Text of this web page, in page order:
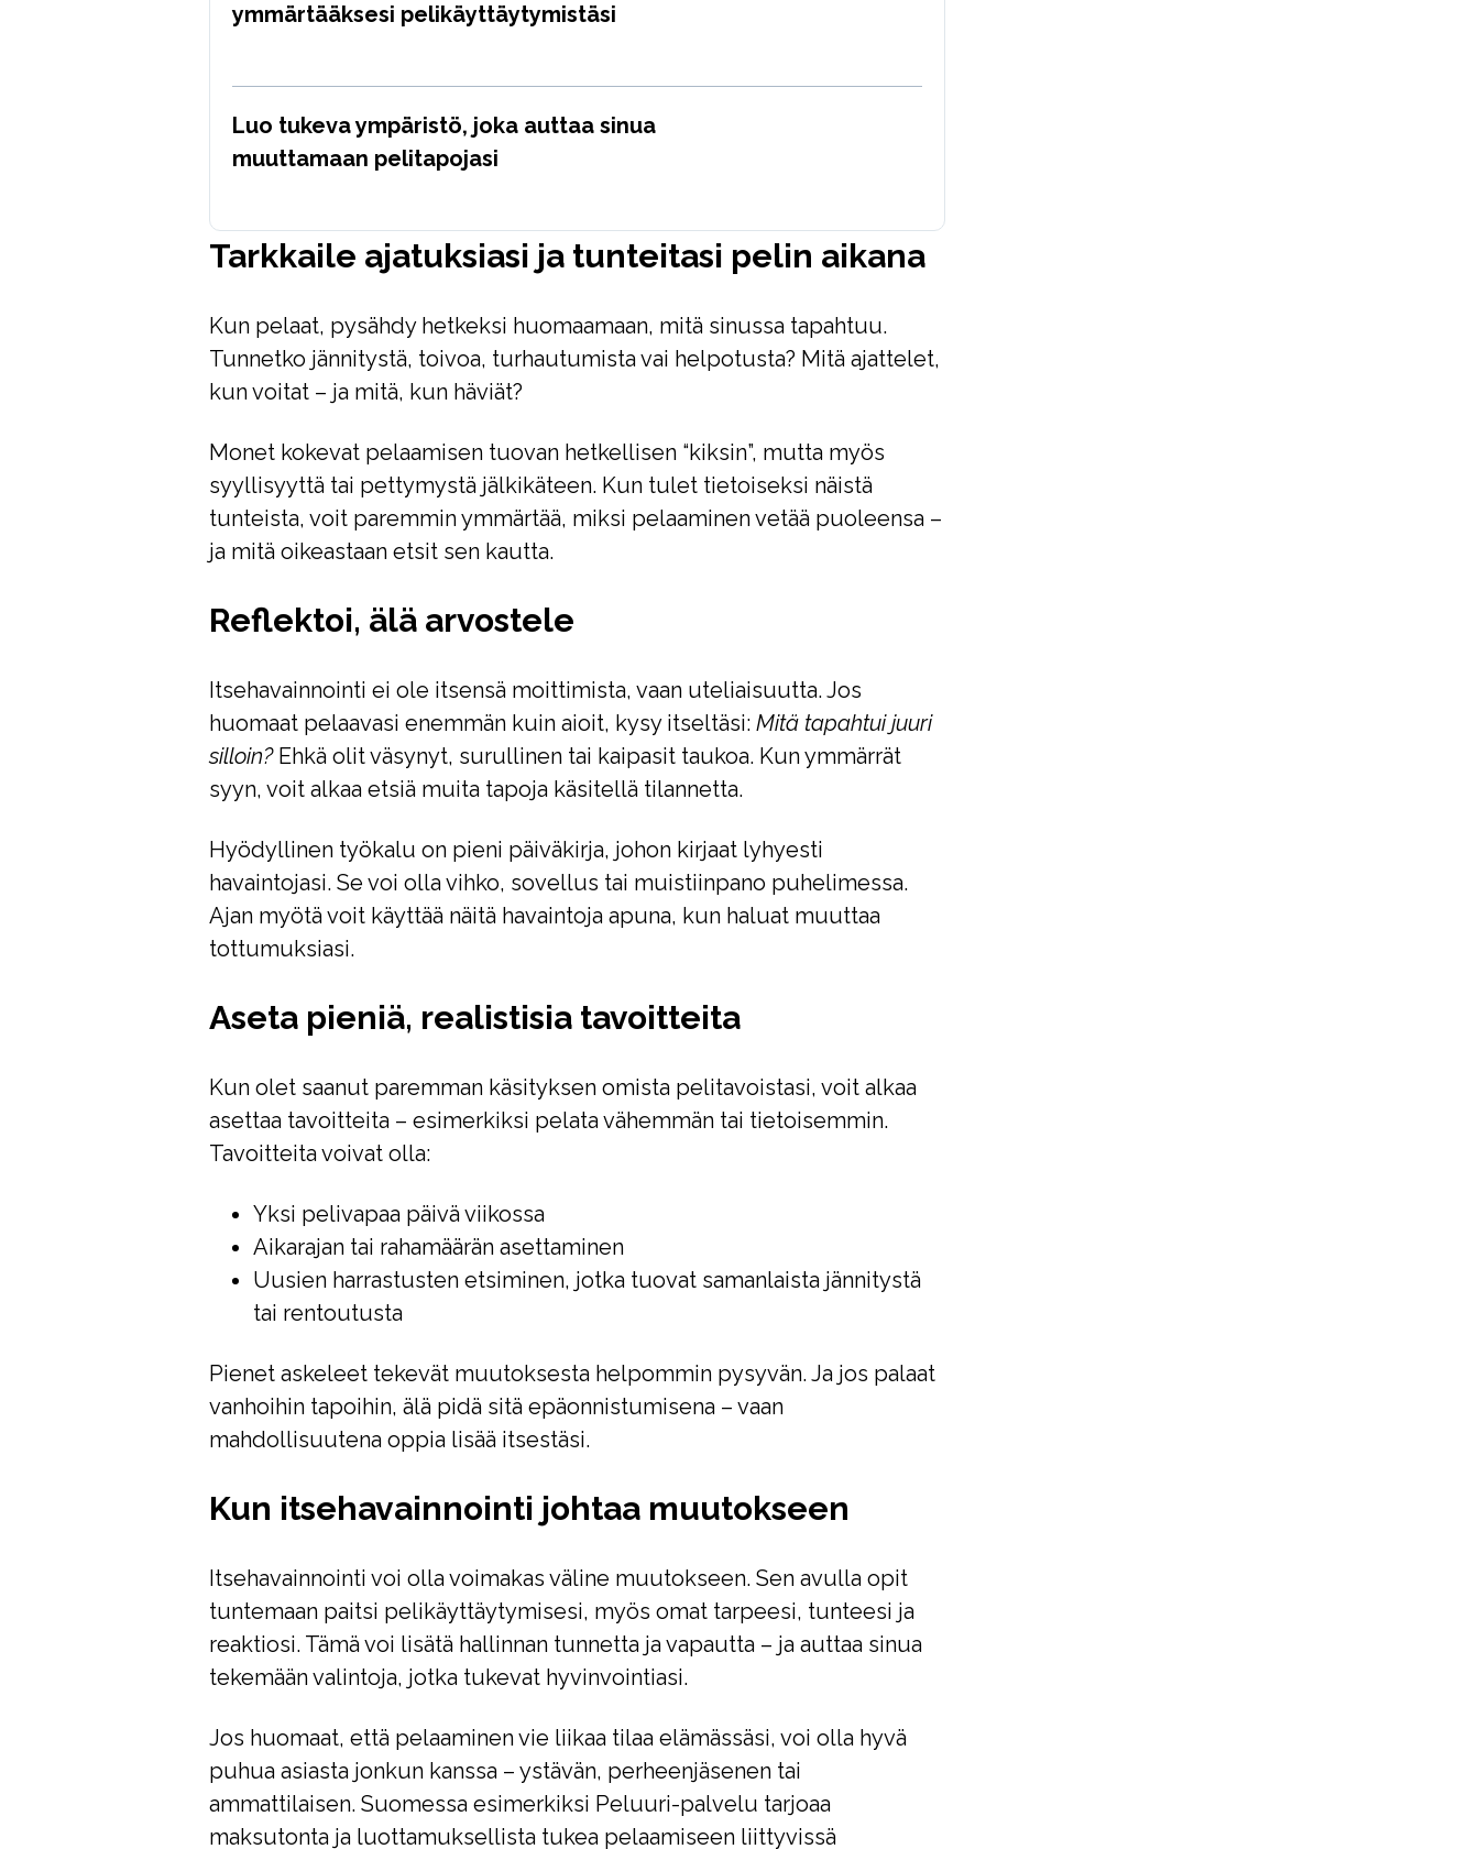
ymmärtääksesi pelikäyttäytymistäsi
Luo tukeva ympäristö, joka auttaa sinua
muuttamaan pelitapojasi
Tarkkaile ajatuksiasi ja tunteitasi pelin aikana
Kun pelaat, pysähdy hetkeksi huomaamaan, mitä sinussa tapahtuu.
Tunnetko jännitystä, toivoa, turhautumista vai helpotusta? Mitä ajattelet,
kun voitat – ja mitä, kun häviät?
Monet kokevat pelaamisen tuovan hetkellisen “kiksin”, mutta myös
syyllisyyttä tai pettymystä jälkikäteen. Kun tulet tietoiseksi näistä
tunteista, voit paremmin ymmärtää, miksi pelaaminen vetää puoleensa –
ja mitä oikeastaan etsit sen kautta.
Reflektoi, älä arvostele
Itsehavainnointi ei ole itsensä moittimista, vaan uteliaisuutta. Jos
huomaat pelaavasi enemmän kuin aioit, kysy itseltäsi:Mitä tapahtui juuri
silloin?Ehkä olit väsynyt, surullinen tai kaipasit taukoa. Kun ymmärrät
syyn, voit alkaa etsiä muita tapoja käsitellä tilannetta.
Hyödyllinen työkalu on pieni päiväkirja, johon kirjaat lyhyesti
havaintojasi. Se voi olla vihko, sovellus tai muistiinpano puhelimessa.
Ajan myötä voit käyttää näitä havaintoja apuna, kun haluat muuttaa
tottumuksiasi.
Aseta pieniä, realistisia tavoitteita
Kun olet saanut paremman käsityksen omista pelitavoistasi, voit alkaa
asettaa tavoitteita – esimerkiksi pelata vähemmän tai tietoisemmin.
Tavoitteita voivat olla:
Yksi pelivapaa päivä viikossa
Aikarajan tai rahamäärän asettaminen
Uusien harrastusten etsiminen, jotka tuovat samanlaista jännitystä
tai rentoutusta
Pienet askeleet tekevät muutoksesta helpommin pysyvän. Ja jos palaat
vanhoihin tapoihin, älä pidä sitä epäonnistumisena – vaan
mahdollisuutena oppia lisää itsestäsi.
Kun itsehavainnointi johtaa muutokseen
Itsehavainnointi voi olla voimakas väline muutokseen. Sen avulla opit
tuntemaan paitsi pelikäyttäytymisesi, myös omat tarpeesi, tunteesi ja
reaktiosi. Tämä voi lisätä hallinnan tunnetta ja vapautta – ja auttaa sinua
tekemään valintoja, jotka tukevat hyvinvointiasi.
Jos huomaat, että pelaaminen vie liikaa tilaa elämässäsi, voi olla hyvä
puhua asiasta jonkun kanssa – ystävän, perheenjäsenen tai
ammattilaisen. Suomessa esimerkiksi Peluuri-palvelu tarjoaa
maksutonta ja luottamuksellista tukea pelaamiseen liittyvissä